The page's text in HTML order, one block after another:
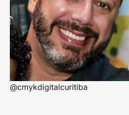
@cmykdigitalcuritiba